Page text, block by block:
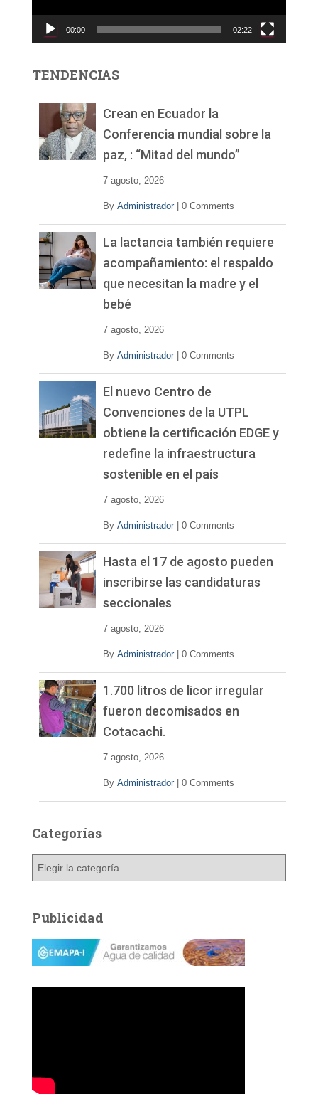
c
d
00:00 02:22
TENDENCIAS
Crean en Ecuador la
Conferencia mundial sobre la
paz, : “Mitad del mundo”
7 agosto, 2026
By Administrador 0 Comments
La lactancia también requiere
acompañamiento: el respaldo
que necesitan la madre y el
bebé
7 agosto, 2026
By Administrador 0 Comments
El nuevo Centro de
Convenciones de la UTPL
obtiene la certificación EDGE y
redefine la infraestructura
sostenible en el país
7 agosto, 2026
By Administrador 0 Comments
Hasta el 17 de agosto pueden
inscribirse las candidaturas
seccionales
7 agosto, 2026
By Administrador 0 Comments
1.700 litros de licor irregular
fueron decomisados en
Cotacachi.
7 agosto, 2026
By Administrador 0 Comments
Categorías
g
o
a
Publicidad